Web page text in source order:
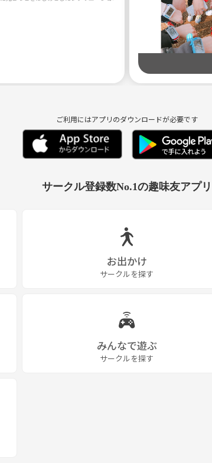
換は禁止としています>_<
ご利用にはアプリのダウンロードが必要です
サークル登録数No.1の趣味友アプリ
お出かけ
サークルを探す
みんなで遊ぶ
サークルを探す